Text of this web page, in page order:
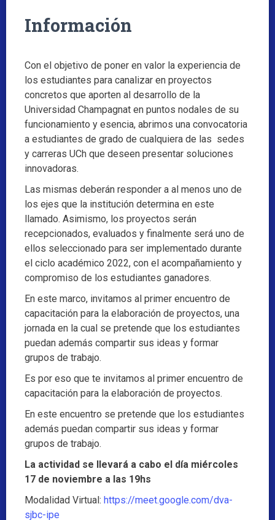
Información
Con el objetivo de poner en valor la experiencia de
los estudiantes para canalizar en proyectos
concretos que aporten al desarrollo de la
Universidad Champagnat en puntos nodales de su
funcionamiento y esencia, abrimos una convocatoria
a estudiantes de grado de cualquiera de las sedes
y carreras UCh que deseen presentar soluciones
innovadoras.
Las mismas deberán responder a al menos uno de
los ejes que la institución determina en este
llamado. Asimismo, los proyectos serán
recepcionados, evaluados y finalmente será uno de
ellos seleccionado para ser implementado durante
el ciclo académico 2022, con el acompañamiento y
compromiso de los estudiantes ganadores.
En este marco, invitamos al primer encuentro de
capacitación para la elaboración de proyectos, una
jornada en la cual se pretende que los estudiantes
puedan además compartir sus ideas y formar
grupos de trabajo.
Es por eso que te invitamos al primer encuentro de
capacitación para la elaboración de proyectos.
En este encuentro se pretende que los estudiantes
además puedan compartir sus ideas y formar
grupos de trabajo.
La actividad se llevará a cabo el día miércoles
17 de noviembre a las 19hs
Modalidad Virtual: https://meet.google.com/dva-
sjbc-ipe